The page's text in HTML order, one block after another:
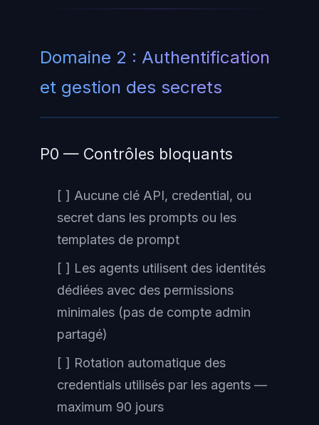
Domaine 2 : Authentification
et gestion des secrets
P0 — Contrôles bloquants
[ ] Aucune clé API, credential, ou
secret dans les prompts ou les
templates de prompt
[ ] Les agents utilisent des identités
dédiées avec des permissions
minimales (pas de compte admin
partagé)
[ ] Rotation automatique des
credentials utilisés par les agents —
maximum 90 jours